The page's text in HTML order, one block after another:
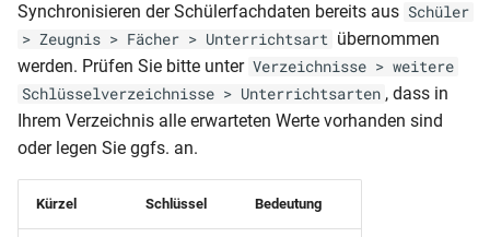
Prüflinge nach
Prüfungsfaechern)
Schüler-Abi (Antrag
mündliche Prüfung)
Schüler-
Klassenliste Schüler-
Notenmatrix (mit
Fachniveau)
Synchronisieren der Schülerfachdaten bereits aus Schüler
> Zeugnis > Fächer > Unterrichtsart übernommen
werden. Prüfen Sie bitte unter Verzeichnisse > weitere
Schlüsselverzeichnisse > Unterrichtsarten , dass in
Ihrem Verzeichnis alle erwarteten Werte vorhanden sind
oder legen Sie ggfs. an.
Kürzel Schlüssel Bedeutung